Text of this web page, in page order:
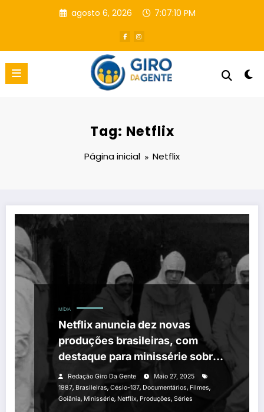
agosto 6, 2026 7:07:11 PM
Tag: Netflix
Página inicial Netflix
MÍDIA
Netflix anuncia dez novas
produções brasileiras, com
destaque para minissérie sobre
acidente com Césio-137
Redação Giro Da Gente
Maio 27, 2025
1987, Brasileiras, Césio-137, Documentários, Filmes,
Goiânia, Minissérie, Netflix, Produções, Séries